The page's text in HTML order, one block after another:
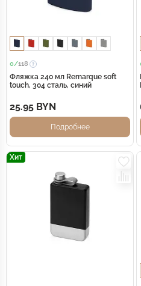
0/118
Фляжка 240 мл Remarque soft
touch, 304 сталь, синий
25.95 BYN
Подробнее
Хит